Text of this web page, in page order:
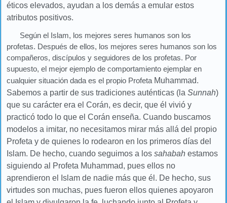
éticos elevados, ayudan a los demás a emular estos
atributos positivos.
Según el Islam, los mejores seres humanos son los
profetas. Después de ellos, los mejores seres humanos son los
compañeros, discípulos y seguidores de los profetas. Por
supuesto, el mejor ejemplo de comportamiento ejemplar en
cualquier situación dada es el propio Profeta Muhammad.
Sabemos a partir de sus tradiciones auténticas (la Sunnah)
que su carácter era el Corán, es decir, que él vivió y
practicó todo lo que el Corán enseña. Cuando buscamos
modelos a imitar, no necesitamos mirar más allá del propio
Profeta y de quienes lo rodearon en los primeros días del
Islam. De hecho, cuando seguimos a los sahabah estamos
siguiendo al Profeta Muhammad, pues ellos no
aprendieron el
Islam de nadie más que él. De hecho, sus
virtudes son muchas, pues fueron ellos quienes apoyaron